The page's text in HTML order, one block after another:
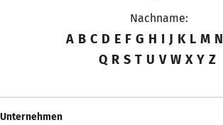
Nachname:
A B C D E F G H I J K L M N
Q R S T U V W X Y Z
Unternehmen